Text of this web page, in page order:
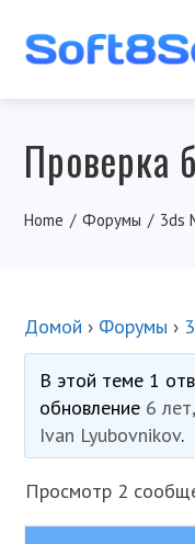
Проверка
Home Форумы 3ds
Домой › Форумы ›
В этой теме 1
обновление 6
Ivan Lyubovnikov.
Просмотр 2